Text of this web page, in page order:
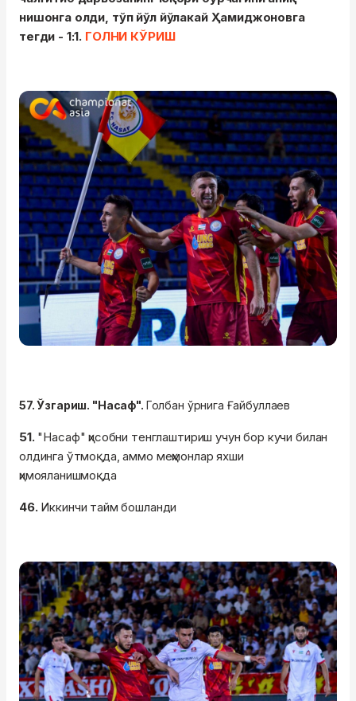
нишонга олди, тўп йўл йўлакай Ҳамиджоновга
тегди - 1:1. ГОЛНИ КЎРИШ
57. Ўзгариш. "Насаф". Голбан ўрнига Ғайбуллаев
51."Насаф" ҳисобни тенглаштириш учун бор кучи билан
олдинга ўтмоқда, аммо меҳмонлар яхши
ҳимояланишмоқда
46. Иккинчи тайм бошланди